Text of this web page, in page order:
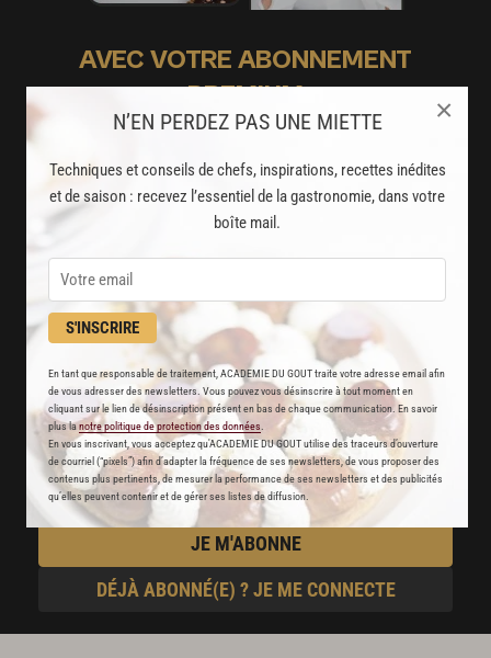
N’EN PERDEZ PAS UNE MIETTE
Techniques et conseils de chefs, inspirations, recettes inédites
et de saison : recevez l’essentiel de la gastronomie, dans votre
boîte mail.
S'INSCRIRE
En tant que responsable de traitement, ACADEMIE DU GOUT traite votre adresse email afin
de vous adresser des newsletters. Vous pouvez vous désinscrire à tout moment en
cliquant sur le lien de désinscription présent en bas de chaque communication. En savoir
plus lanotre politique de protection des données
En vous inscrivant, vous acceptez qu'ACADEMIE DU GOUT utilise des traceurs d’ouverture
de courriel (“pixels”) afin d’adapter la fréquence de ses newsletters, de vous proposer des
contenus plus pertinents, de mesurer la performance de ses newsletters et des publicités
qu’elles peuvent contenir et de gérer ses listes de diffusion.
×
AVEC VOTRE ABONNEMENT
PREMIUM
LA CUISINE DES CHEFS, ENFIN ACCESSIBLE !
8000recettes exclusives
partagées par vos chefs préférés
2000vidéos de recettes
et techniques de cuisine et pâtisserie
Des nouveautés
disponibles chaque semaine
Stop pub
un service garanti sans publicité
JE M'ABONNE
DÉJÀ ABONNÉ(E) ? JE ME CONNECTE